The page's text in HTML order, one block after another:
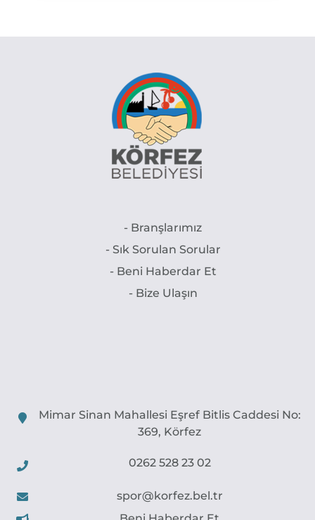
- Branşlarımız
- Sık Sorulan Sorular
- Beni Haberdar Et
- Bize Ulaşın
Mimar Sinan Mahallesi Eşref Bitlis Caddesi No:
369, Körfez
0262 528 23 02
spor@korfez.bel.tr